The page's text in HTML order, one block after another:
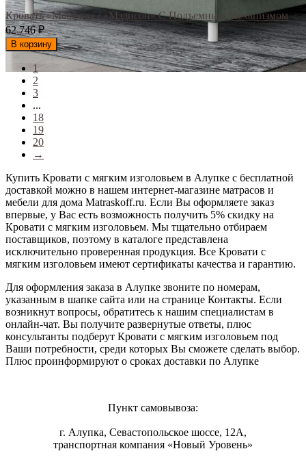
Кровать «Madison» / «Мэдисон» С Подъемным Механизмом
62 746₽
В корзину
1
2
3
...
18
19
20
→
Купить Кровати с мягким изголовьем в Алупке с бесплатной
доставкой можно в нашем интернет-магазине матрасов и
мебели для дома Matraskoff.ru. Если Вы оформляете заказ
впервые, у Вас есть возможность получить 5% скидку на
Кровати с мягким изголовьем. Мы тщательно отбираем
поставщиков, поэтому в каталоге представлена
исключительно проверенная продукция. Все Кровати с
мягким изголовьем имеют сертификаты качества и гарантию.
Для оформления заказа в Алупке звоните по номерам,
указанным в шапке сайта или на странице Контакты. Если
возникнут вопросы, обратитесь к нашим специалистам в
онлайн-чат. Вы получите развернутые ответы, плюс
консультанты подберут Кровати с мягким изголовьем под
Ваши потребности, среди которых Вы сможете сделать выбор.
Плюс проинформируют о сроках доставки по Алупке
Пункт самовывоза:
г. Алупка, Севастопольское шоссе, 12А,
транспортная компания «Новый Уровень»